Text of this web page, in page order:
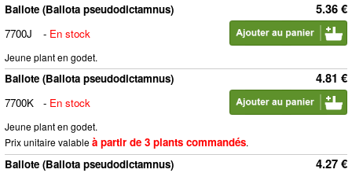
5.36 €
Ballote (Ballota pseudodictamnus)
7700J
- En stock
Jeune plant en godet.
4.81 €
Ballote (Ballota pseudodictamnus)
7700K
- En stock
Jeune plant en godet.
Prix unitaire valableà partir de 3 plants commandés.
4.27 €
Ballote (Ballota pseudodictamnus)